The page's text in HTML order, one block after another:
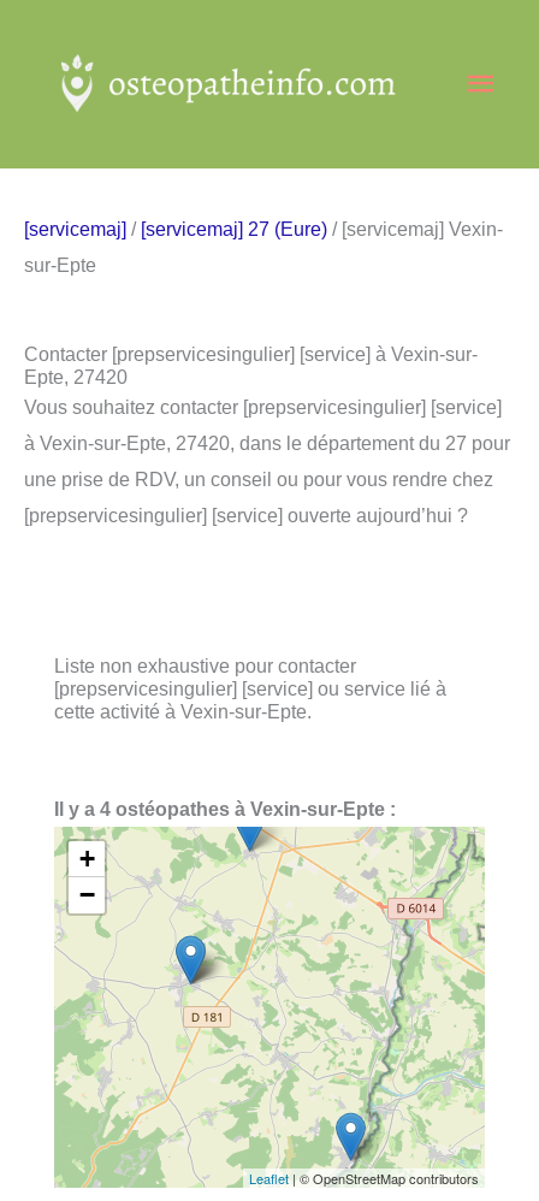
contenu
[servicemaj] / [servicemaj] 27 (Eure) / [servicemaj] Vexin-
sur-Epte
Contacter [prepservicesingulier] [service] à Vexin-sur-
Epte, 27420
Vous souhaitez contacter [prepservicesingulier] [service]
à Vexin-sur-Epte, 27420, dans le département du 27 pour
une prise de RDV, un conseil ou pour vous rendre chez
[prepservicesingulier] [service] ouverte aujourd’hui ?
Liste non exhaustive pour contacter
[prepservicesingulier] [service] ou service lié à
cette activité à Vexin-sur-Epte.
Il y a 4 ostéopathes à Vexin-sur-Epte :
+
−
Leaflet | © OpenStreetMap contributors